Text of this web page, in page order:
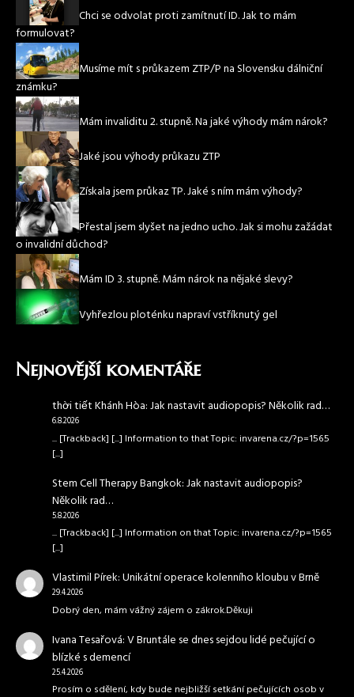
Chci se odvolat proti zamítnutí ID. Jak to mám
formulovat?
Musíme mít s průkazem ZTP/P na Slovensku dálniční
známku?
Mám invaliditu 2. stupně. Na jaké výhody mám nárok?
Jaké jsou výhody průkazu ZTP
Získala jsem průkaz TP. Jaké s ním mám výhody?
Přestal jsem slyšet na jedno ucho. Jak si mohu zažádat
o invalidní důchod?
Mám ID 3. stupně. Mám nárok na nějaké slevy?
Vyhřezlou ploténku napraví vstříknutý gel
Nejnovější komentáře
thời tiết Khánh Hòa:Jak nastavit audiopopis? Několik rad…
6.8.2026
... [Trackback] [...] Information to that Topic: invarena.cz/?p=1565
[...]
Stem Cell Therapy Bangkok:Jak nastavit audiopopis?
Několik rad…
5.8.2026
... [Trackback] [...] Information on that Topic: invarena.cz/?p=1565
[...]
Vlastimil Pírek:Unikátní operace kolenního kloubu v Brně
29.4.2026
Dobrý den, mám vážný zájem o zákrok.Děkuji
Ivana Tesařová:V Bruntále se dnes sejdou lidé pečující o
blízké s demencí
25.4.2026
Prosím o sdělení, kdy bude nejbližší setkání pečujících osob v